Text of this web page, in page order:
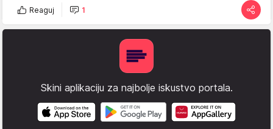
Reaguj 1
Skini aplikaciju za najbolje iskustvo portala.